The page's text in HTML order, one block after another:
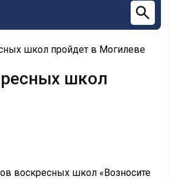
школ пройдет в Могилеве
школ
воскресных школ «Возносите